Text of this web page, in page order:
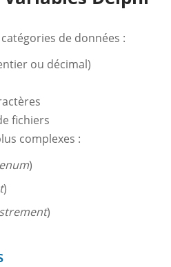
de données :
ou décimal)
fichiers
complexes :
enum)
)
)